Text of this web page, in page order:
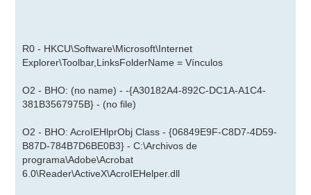
R0 - HKCU\Software\Microsoft\Internet
Explorer\Toolbar,LinksFolderName = Vínculos
O2 - BHO: (no name) - -{A30182A4-892C-DC1A-A1C4-
381B3567975B} - (no file)
O2 - BHO: AcroIEHlprObj Class - {06849E9F-C8D7-4D59-
B87D-784B7D6BE0B3} - C:\Archivos de
programa\Adobe\Acrobat
6.0\Reader\ActiveX\AcroIEHelper.dll